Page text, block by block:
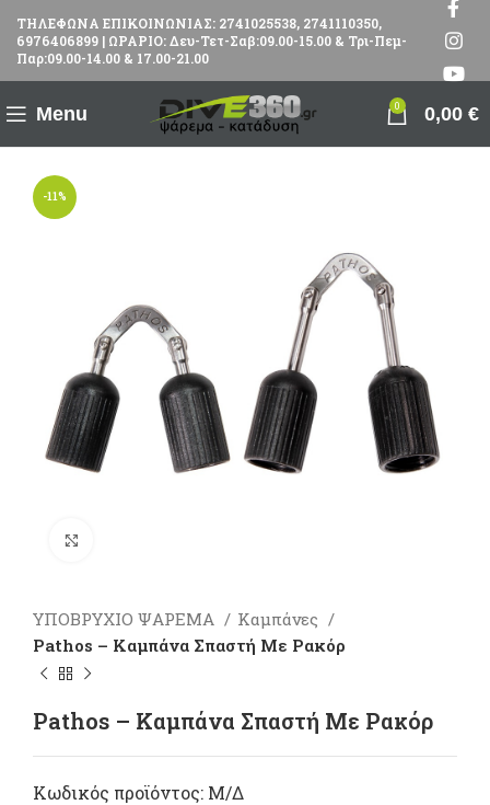
ΤΗΛΕΦΩΝΑ ΕΠΙΚΟΙΝΩΝΙΑΣ: 2741025538, 2741110350,
6976406899 | ΩΡΑΡΙΟ: Δευ-Τετ-Σαβ:09.00-15.00 & Τρι-Πεμ-
Παρ:09.00-14.00 & 17.00-21.00
Menu 0 0,00 €
-11%
ΥΠΟΒΡΥΧΙΟ ΨΑΡΕΜΑ
Καμπάνες
Pathos – Καμπάνα Σπαστή Με Ρακόρ
Pathos – Καμπάνα Σπαστή Με Ρακόρ
Κωδικός προϊόντος: Μ/Δ